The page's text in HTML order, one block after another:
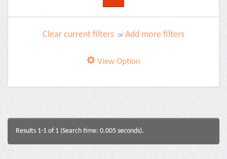
Clear current filters or Add more filters
View Option
Results 1-1 of 1 (Search time: 0.005 seconds).